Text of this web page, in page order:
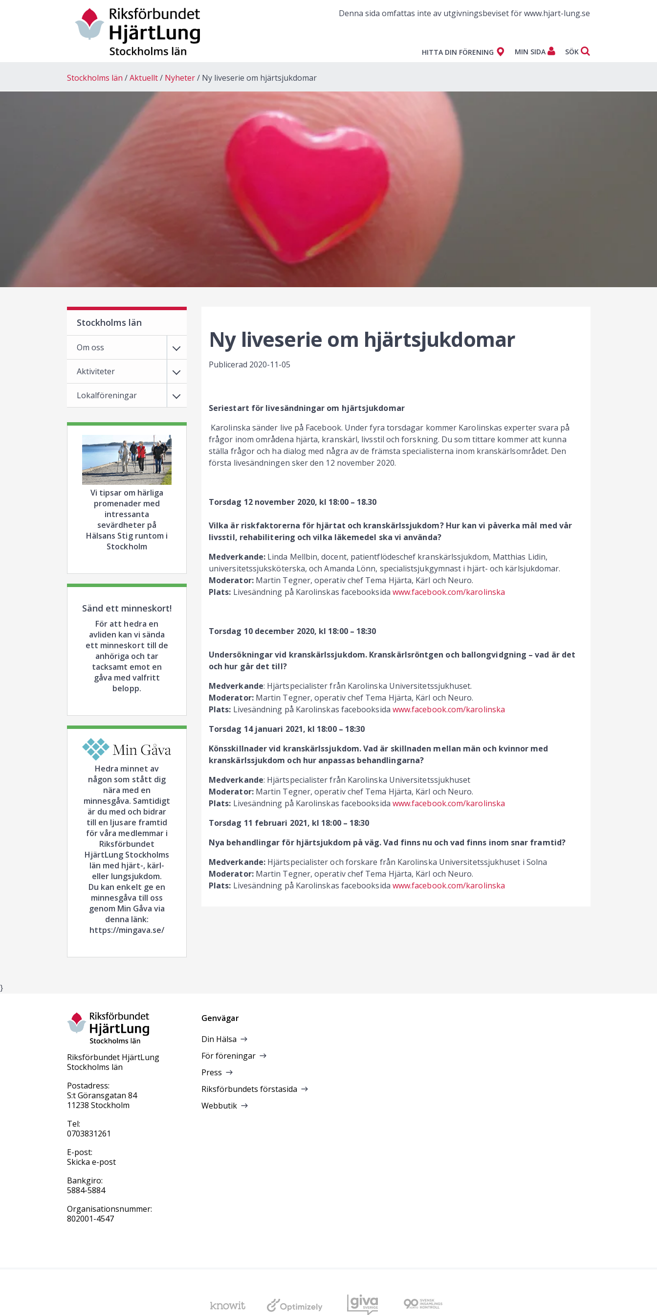
Denna sida omfattas inte av utgivningsbeviset för www.hjart-lung.se
HITTA DIN FÖRENING MIN SIDA SÖK
Stockholms län Aktuellt Nyheter Ny liveserie om hjärtsjukdomar
Ny liveserie om hjärtsjukdomar
Publicerad 2020-11-05
Seriestart för livesändningar om hjärtsjukdomar
Karolinska sänder live på Facebook. Under fyra torsdagar kommer Karolinskas experter svara på
frågor inom områdena hjärta, kranskärl, livsstil och forskning. Du som tittare kommer att kunna
ställa frågor och ha dialog med några av de främsta specialisterna inom kranskärlsområdet. Den
första livesändningen sker den 12 november 2020.
Torsdag 12 november 2020, kl 18:00 – 18.30
Vilka är riskfaktorerna för hjärtat och kranskärlssjukdom? Hur kan vi påverka mål med vår
livsstil, rehabilitering och vilka läkemedel ska vi använda?­­­
Medverkande:Linda Mellbin, docent, patientflödeschef kranskärlssjukdom, Matthias Lidin,
universitetssjuksköterska, och Amanda Lönn, specialistsjukgymnast i hjärt- och kärlsjukdomar.
Moderator:Martin Tegner, operativ chef Tema Hjärta, Kärl och Neuro.
Plats: Livesändning på Karolinskas facebooksida www.facebook.com/karolinska
Torsdag 10 december 2020, kl 18:00 – 18:30
Undersökningar vid kranskärlssjukdom. Kranskärlsröntgen och ballongvidgning – vad är det
och hur går det till?
Medverkande: Hjärtspecialister från Karolinska Universitetssjukhuset.
Moderator:Martin Tegner, operativ chef Tema Hjärta, Kärl och Neuro.
Plats: Livesändning på Karolinskas facebooksida www.facebook.com/karolinska
Torsdag 14 januari 2021, kl 18:00 – 18:30
Könsskillnader vid kranskärlssjukdom. Vad är skillnaden mellan män och kvinnor med
kranskärlssjukdom och hur anpassas behandlingarna?
Medverkande: Hjärtspecialister från Karolinska Universitetssjukhuset
Moderator:Martin Tegner, operativ chef Tema Hjärta, Kärl och Neuro.
Plats: Livesändning på Karolinskas facebooksida www.facebook.com/karolinska
Torsdag 11 februari 2021, kl 18:00 – 18:30
Nya behandlingar för hjärtsjukdom på väg. Vad finns nu och vad finns inom snar framtid?
Medverkande: Hjärtspecialister och forskare från Karolinska Universitetssjukhuset i Solna
Moderator:Martin Tegner, operativ chef Tema Hjärta, Kärl och Neuro.
Plats: Livesändning på Karolinskas facebooksida www.facebook.com/karolinska
Stockholms län
Om oss
Aktiviteter
Lokalföreningar
Vi tipsar om härliga
promenader med
intressanta
sevärdheter på
Hälsans Stig runtom i
Stockholm
Sänd ett minneskort!
För att hedra en
avliden kan vi sända
ett minneskort till de
anhöriga och tar
tacksamt emot en
gåva med valfritt
belopp.
Hedra minnet av
någon som stått dig
nära med en
minnesgåva. Samtidigt
är du med och bidrar
till en ljusare framtid
för våra medlemmar i
Riksförbundet
HjärtLung Stockholms
län med hjärt-, kärl-
eller lungsjukdom.
Du kan enkelt ge en
minnesgåva till oss
genom Min Gåva via
denna länk:
https://mingava.se/
}
Riksförbundet HjärtLung
Stockholms län
Postadress:
S:t Göransgatan 84
11238 Stockholm
Tel:
0703831261
E-post:
Skicka e-post
Bankgiro:
5884-5884
Organisationsnummer:
802001-4547
Genvägar
Din Hälsa
För föreningar
Press
Riksförbundets förstasida
Webbutik